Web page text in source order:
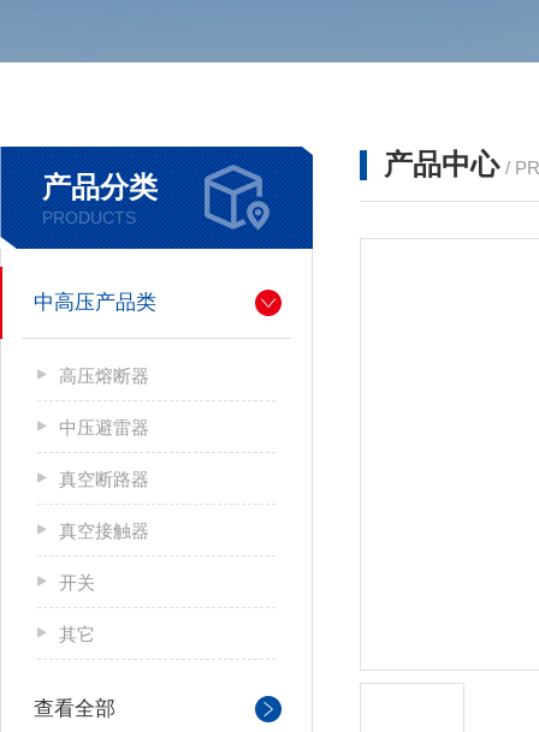
产品分类
PRODUCTS
中高压产品类
高压熔断器
中压避雷器
真空断路器
真空接触器
开关
其它
查看全部
产品中心 /